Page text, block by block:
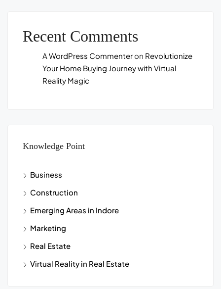
Recent Comments
A WordPress Commenteron Revolutionize
Your Home Buying Journey with Virtual
Reality Magic
Knowledge Point
Business
Construction
Emerging Areas in Indore
Marketing
Real Estate
Virtual Reality in Real Estate